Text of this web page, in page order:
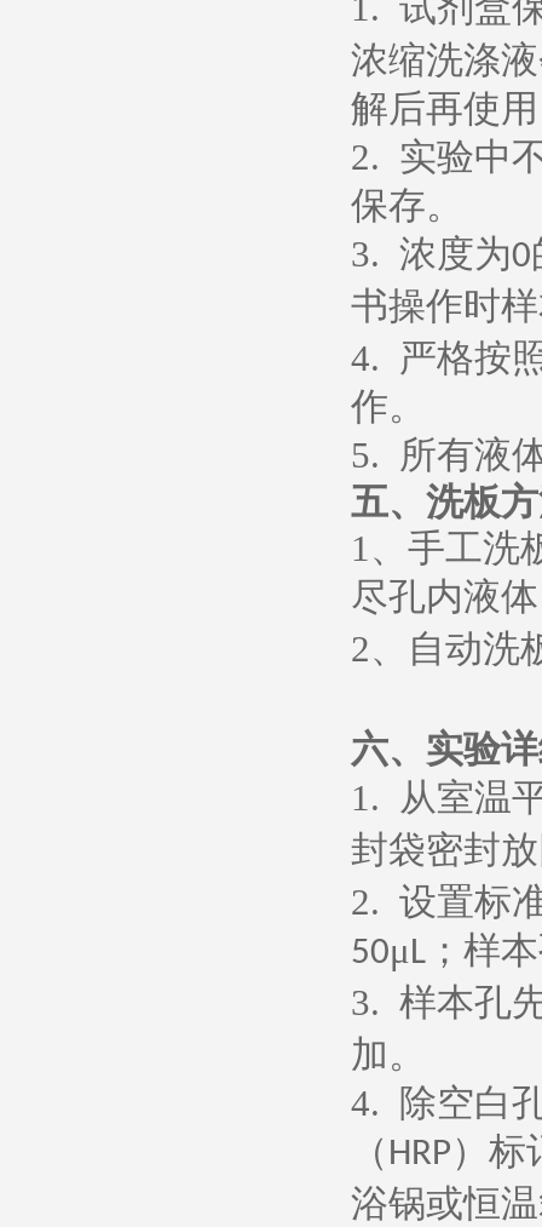
浓缩洗涤
解后再使
2. 实验中
保存。
3. 浓度为0
书操作时
4. 严格按
作。
5. 所有液
五、 洗板
1、 手工洗
尽孔内液
2、 自动洗
六、 实验
1. 从室温
封袋密封
2. 设置标
50μL ；样
3. 样本孔
加。
4. 除空白
（ HRP）标
浴锅或恒